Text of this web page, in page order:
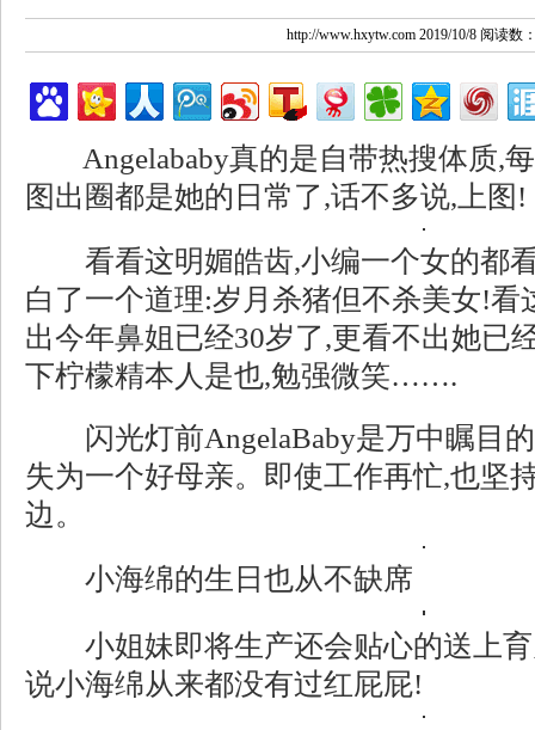
http://www.hxytw.com 2019/10/8 阅读数
Angelababy真的是自带热搜体质,
图出圈都是她的日常了,话不多说,上图!
看看这明媚皓齿,小编一个女的都
白了一个道理:岁月杀猪但不杀美女!看
出今年鼻姐已经30岁了,更看不出她已
下柠檬精本人是也,勉强微笑…….
闪光灯前AngelaBaby是万中瞩目的
失为一个好母亲。即使工作再忙,也坚
边。
小海绵的生日也从不缺席
小姐妹即将生产还会贴心的送上育
说小海绵从来都没有过红屁屁!